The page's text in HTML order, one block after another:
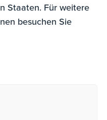
Staaten. Für weitere
besuchen Sie